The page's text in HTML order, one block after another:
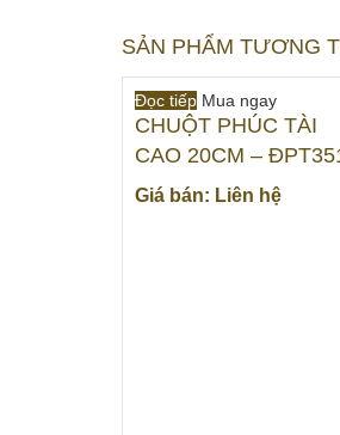
SẢN PHẨM TƯƠNG
Đọc tiếp Mua ngay
CHUỘT PHÚC TÀI
CAO 20CM –
Giá bán: Liên hệ